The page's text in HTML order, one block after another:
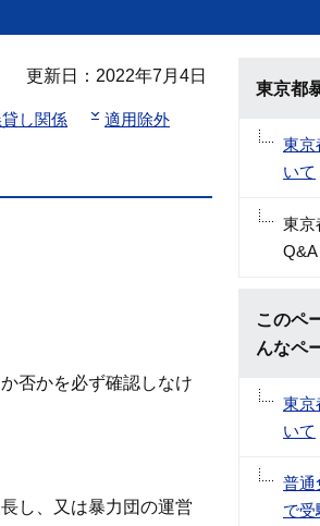
更新日：2022年7月4日
し関係 適用除外
否かを必ず確認しなけ
し、又は暴力団の運営
東京都
東京
いて
東京
Q&A
このペ
んなペ
東京
いて
普通
で受